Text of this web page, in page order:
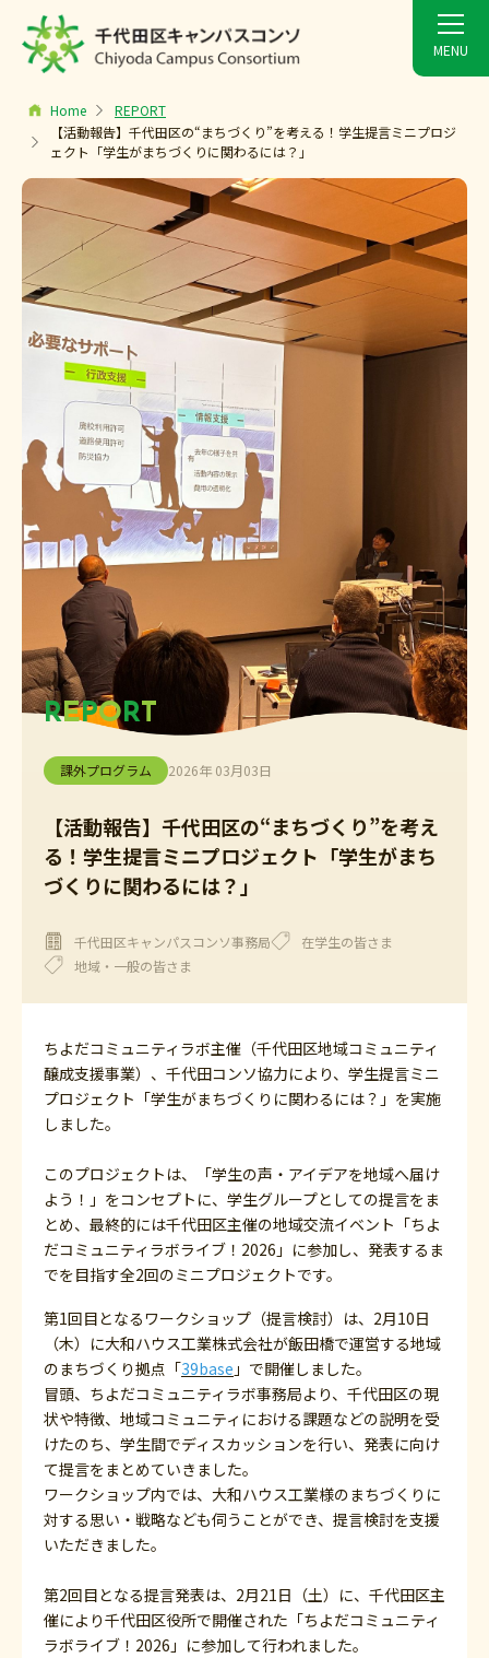
Home
REPORT
【活動報告】千代田区の“まちづくり”を考える！学生提言ミニプロジ
ェクト「学生がまちづくりに関わるには？」
REPORT
課外プログラム 2026年 03月03日
【活動報告】千代田区の“まちづくり”を考え
る！学生提言ミニプロジェクト「学生がまち
づくりに関わるには？」
千代田区キャンパスコンソ事務局
在学生の皆さま
地域・一般の皆さま
ちよだコミュニティラボ主催（千代田区地域コミュニティ
醸成支援事業）、千代田コンソ協力により、学生提言ミニ
プロジェクト「学生がまちづくりに関わるには？」を実施
しました。
このプロジェクトは、「学生の声・アイデアを地域へ届け
よう！」をコンセプトに、学生グループとしての提言をま
とめ、最終的には千代田区主催の地域交流イベント「ちよ
だコミュニティラボライブ！2026」に参加し、発表するま
でを目指す全2回のミニプロジェクトです。
第1回目となるワークショップ（提言検討）は、2月10日
（木）に大和ハウス工業株式会社が飯田橋で運営する地域
のまちづくり拠点「39base 」で開催しました。
冒頭、ちよだコミュニティラボ事務局より、千代田区の現
状や特徴、地域コミュニティにおける課題などの説明を受
けたのち、学生間でディスカッションを行い、発表に向け
て提言をまとめていきました。
ワークショップ内では、大和ハウス工業様のまちづくりに
対する思い・戦略なども伺うことができ、提言検討を支援
いただきました。
第2回目となる提言発表は、2月21日（土）に、千代田区主
催により千代田区役所で開催された「ちよだコミュニティ
ラボライブ！2026」に参加して行われました。